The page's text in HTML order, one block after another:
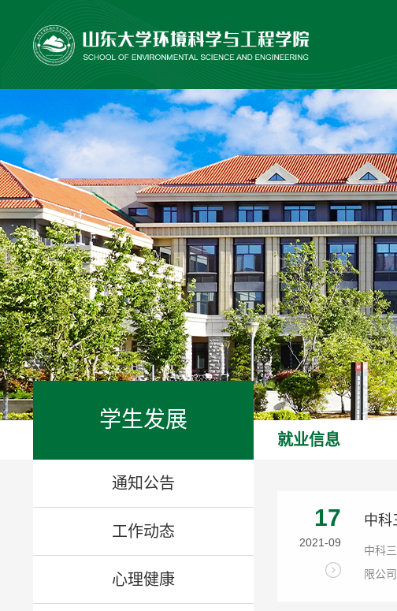
学生发展
通知公告
工作动态
心理健康
就业信息
17
2021-09
中科
中科
限公